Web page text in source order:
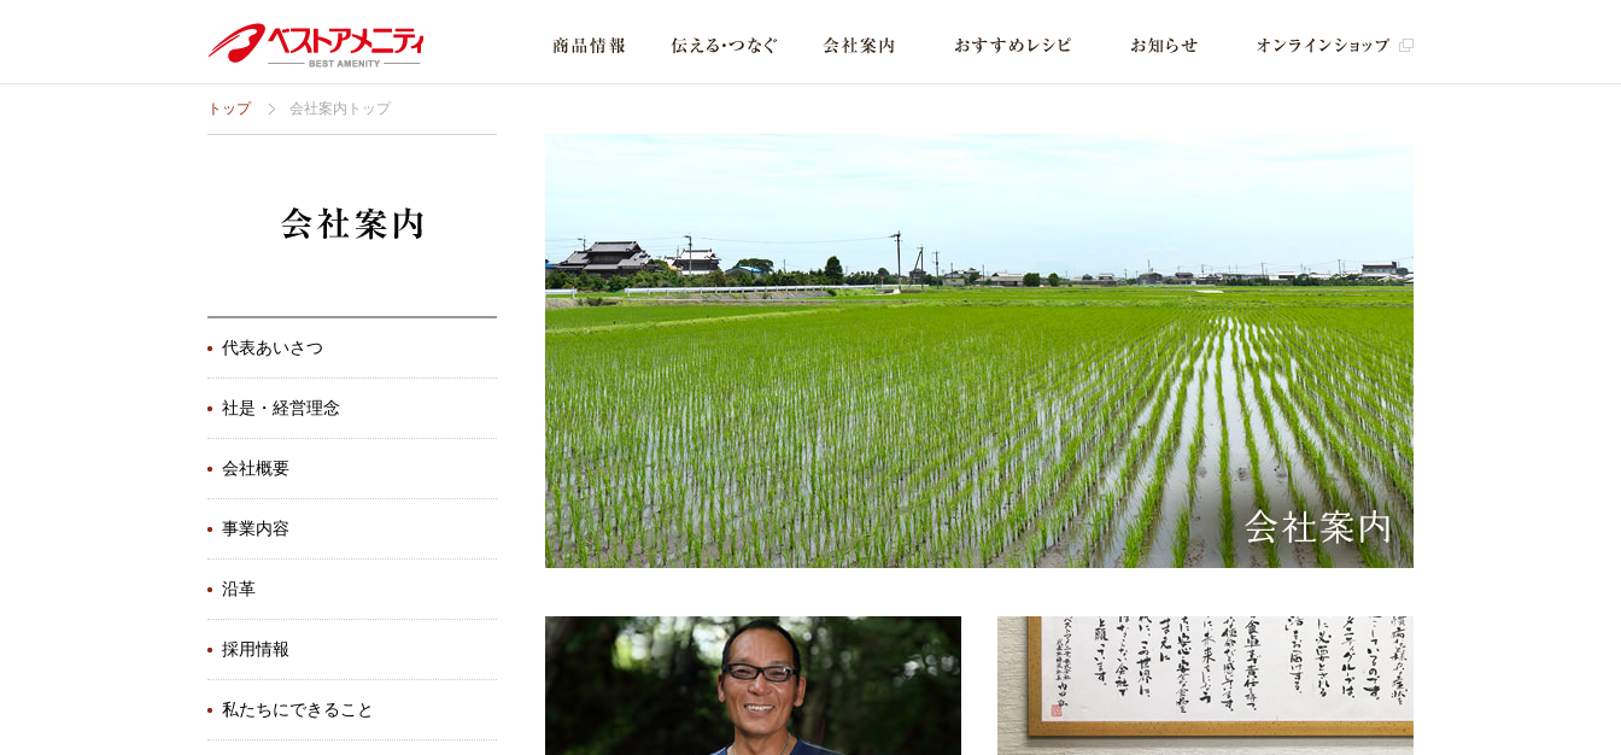
トップ 会社案内トップ
代表あいさつ
社是・経営理念
会社概要
事業内容
沿革
採用情報
私たちにできること